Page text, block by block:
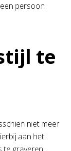
persoon
te
niet meer
aan het